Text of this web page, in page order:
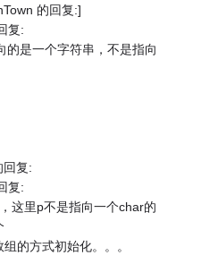
的回复:]
复:
的是一个字符串，不是指向
回复:
复:
这里p不是指向一个char的
的方式初始化。。。